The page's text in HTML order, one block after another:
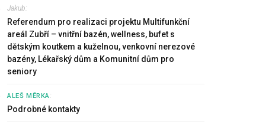
Jakub:
Referendum pro realizaci projektu Multifunkční
areál Zubří – vnitřní bazén, wellness, bufet s
dětským koutkem a kuželnou, venkovní nerezové
bazény, Lékařský dům a Komunitní dům pro
seniory
ALEŠ MĚRKA:
Podrobné kontakty